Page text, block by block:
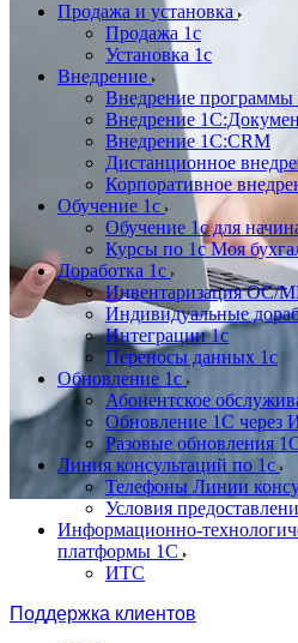
Продажа и установка
Продажа 1с
Установка 1с
Внедрение
Внедрение программы
Внедрение
Внедрение 1С:CRM
Дистанционное
Корпоративное
Обучение 1с
Обучение 1с для
Курсы по 1с Моя
Доработка 1с
Инвентаризация ОС/
Индивидуальные
Интеграции 1с
Переносы данных 1с
Обновление 1с
Абонентское
Обновление 1С через
Разовые обновления
Линия консультаций по 1с
Телефоны Линии
Условия
Информационно-
платформы 1С
ИТС
Поддержка клиентов